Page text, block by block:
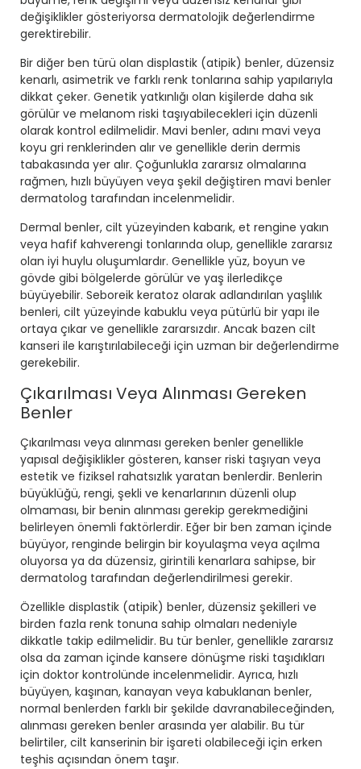
değişiklikler gösteriyorsa dermatolojik değerlendirme
gerektirebilir.
Bir diğer ben türü olan displastik (atipik) benler, düzensiz
kenarlı, asimetrik ve farklı renk tonlarına sahip yapılarıyla
dikkat çeker. Genetik yatkınlığı olan kişilerde daha sık
görülür ve melanom riski taşıyabilecekleri için düzenli
olarak kontrol edilmelidir. Mavi benler, adını mavi veya
koyu gri renklerinden alır ve genellikle derin dermis
tabakasında yer alır. Çoğunlukla zararsız olmalarına
rağmen, hızlı büyüyen veya şekil değiştiren mavi benler
dermatolog tarafından incelenmelidir.
Dermal benler, cilt yüzeyinden kabarık, et rengine yakın
veya hafif kahverengi tonlarında olup, genellikle zararsız
olan iyi huylu oluşumlardır. Genellikle yüz, boyun ve
gövde gibi bölgelerde görülür ve yaş ilerledikçe
büyüyebilir. Seboreik keratoz olarak adlandırılan yaşlılık
benleri, cilt yüzeyinde kabuklu veya pütürlü bir yapı ile
ortaya çıkar ve genellikle zararsızdır. Ancak bazen cilt
kanseri ile karıştırılabileceği için uzman bir değerlendirme
gerekebilir.
Çıkarılması Veya Alınması Gereken
Benler
Çıkarılması veya alınması gereken benler genellikle
yapısal değişiklikler gösteren, kanser riski taşıyan veya
estetik ve fiziksel rahatsızlık yaratan benlerdir. Benlerin
büyüklüğü, rengi, şekli ve kenarlarının düzenli olup
olmaması, bir benin alınması gerekip gerekmediğini
belirleyen önemli faktörlerdir. Eğer bir ben zaman içinde
büyüyor, renginde belirgin bir koyulaşma veya açılma
oluyorsa ya da düzensiz, girintili kenarlara sahipse, bir
dermatolog tarafından değerlendirilmesi gerekir.
Özellikle displastik (atipik) benler, düzensiz şekilleri ve
birden fazla renk tonuna sahip olmaları nedeniyle
dikkatle takip edilmelidir. Bu tür benler, genellikle zararsız
olsa da zaman içinde kansere dönüşme riski taşıdıkları
için doktor kontrolünde incelenmelidir. Ayrıca, hızlı
büyüyen, kaşınan, kanayan veya kabuklanan benler,
normal benlerden farklı bir şekilde davranabileceğinden,
alınması gereken benler arasında yer alabilir. Bu tür
belirtiler, cilt kanserinin bir işareti olabileceği için erken
teşhis açısından önem taşır.